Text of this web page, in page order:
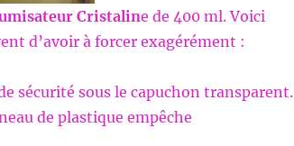
Cristaline de 400 ml. Voici
d’avoir à forcer exagérément :
sécurité sous le capuchon transparent.
de plastique empêche